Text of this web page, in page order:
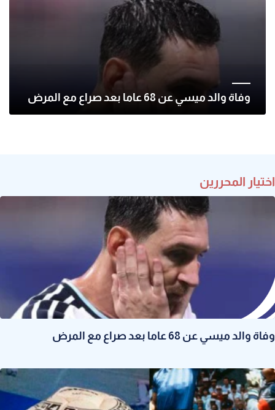
وفاة والد ميسي عن 68 عاما بعد صراع مع المرض
اختيار المحررين
وفاة والد ميسي عن 68 عاما بعد صراع مع المرض